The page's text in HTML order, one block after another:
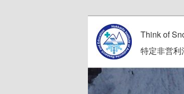
Think of
特定非営利